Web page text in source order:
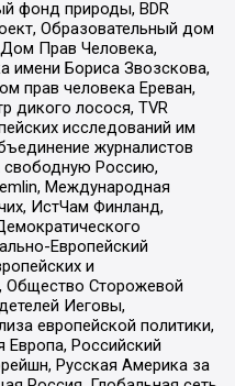
фонд природы, BDR
Образовательный дом
Прав Человека,
имени Бориса Звозскова,
прав человека Ереван,
дикого лосося, TVR
исследований им
журналистов
свободную Россию,
Международная
ИстЧам Финланд,
Европейский
и
Общество Сторожевой
Иеговы,
европейской политики,
Европа, Российский
Русская Америка за